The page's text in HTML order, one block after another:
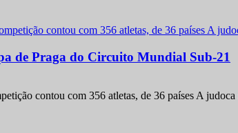
de Praga do Circuito Mundial Sub-21
contou com 356 atletas, de 36 países A